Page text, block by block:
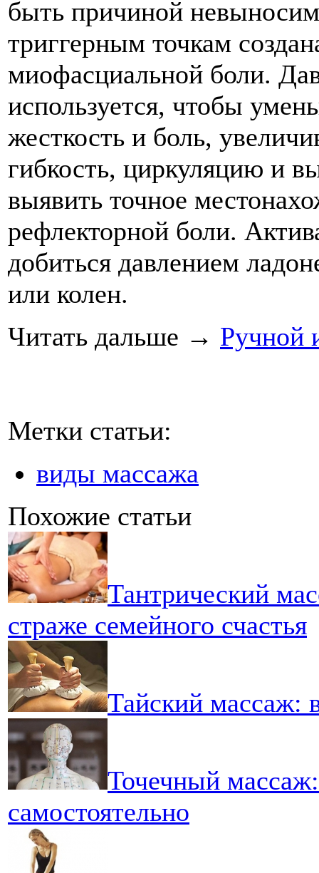
быть причиной
триггерным точкам
миофасциальной боли.
используется, чтобы
жесткость и боль,
гибкость, циркуляцию и
выявить точное
рефлекторной боли.
добиться давлением
или колен.
Читать дальше → Ручной
Метки статьи:
виды массажа
Похожие статьи
Тантрический
страже семейного счастья
Тайский массаж:
Точечный
самостоятельно